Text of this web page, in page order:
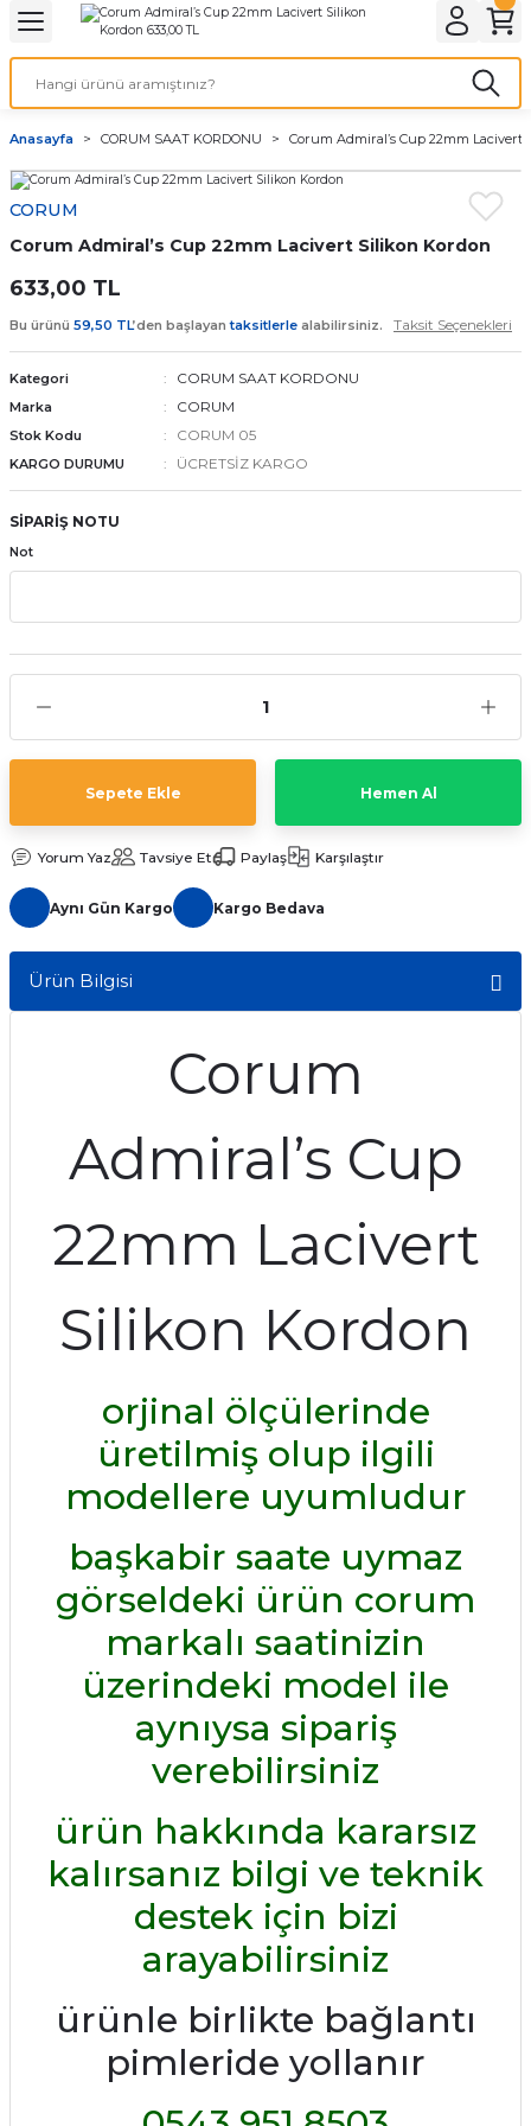
Geri Dön
& ELEKTİRİK AYDINLATMA & ELEKTRİK
Geri Dön
ve Cihaz Pilleri
ÇEŞİTLERİ
Pili
Geri Dön
Geri Dön
Kordon Çeşitleri
Kordonları
saat kordonu
Kordonları
Anasayfa CORUM SAAT KORDONU Corum Admiral’s Cup 22mm Lacivert
CORUM
Corum Admiral’s Cup 22mm Lacivert Silikon Kordon
633,00 TL
Bu ürünü 59,50 TL’den başlayantaksitlerle alabilirsiniz. Taksit Seçenekleri
Kategori CORUM SAAT KORDONU
Marka CORUM
Stok Kodu CORUM 05
KARGO DURUMU ÜCRETSİZ KARGO
SİPARİŞ NOTU
Not
Sepete Ekle Hemen Al
Yorum Yaz Tavsiye Et Paylaş Karşılaştır
Aynı Gün Kargo Kargo Bedava
Ürün Bilgisi
Corum
Admiral’s Cup
22mm Lacivert
Silikon Kordon
orjinal ölçülerinde
üretilmiş olup ilgili
modellere uyumludur
başkabir saate uymaz
görseldeki ürün corum
markalı saatinizin
üzerindeki model ile
aynıysa sipariş
verebilirsiniz
ürün hakkında kararsız
kalırsanız bilgi ve teknik
destek için bizi
arayabilirsiniz
ürünle birlikte bağlantı
pimleride yollanır